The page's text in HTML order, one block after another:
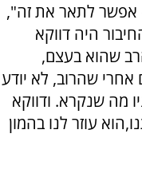
אפשר לתאר את זה",
היה דווקא
שהוא בעצם,
שהרוב, לא יודע
מה שנקרא. ודווקא
עוזר לנו בהמון